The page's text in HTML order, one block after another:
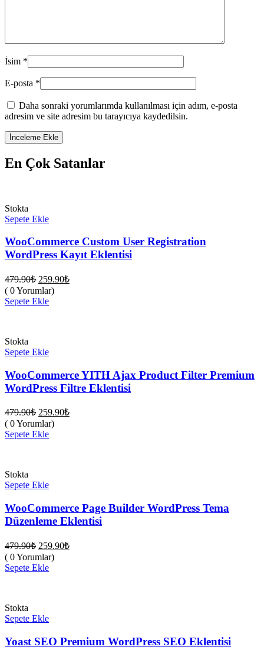
İsim *
E-posta *
Daha sonraki yorumlarımda kullanılması için adım, e-posta
adresim ve site adresim bu tarayıcıya kaydedilsin.
En Çok Satanlar
Stokta
Sepete Ekle
WooCommerce Custom User Registration
WordPress Kayıt Eklentisi
479.90₺ Orijinal
fiyat:
479.90₺.
259.90₺Şu
( 0 Yorumlar)
Sepete Ekle
Stokta
Sepete Ekle
WooCommerce YITH Ajax Product Filter Premium
WordPress Filtre Eklentisi
479.90₺ Orijinal
fiyat:
479.90₺.
259.90₺Şu
( 0 Yorumlar)
Sepete Ekle
Stokta
Sepete Ekle
WooCommerce Page Builder WordPress Tema
Düzenleme Eklentisi
479.90₺ Orijinal
fiyat:
479.90₺.
259.90₺Şu
( 0 Yorumlar)
Sepete Ekle
Stokta
Sepete Ekle
Yoast SEO Premium WordPress SEO Eklentisi